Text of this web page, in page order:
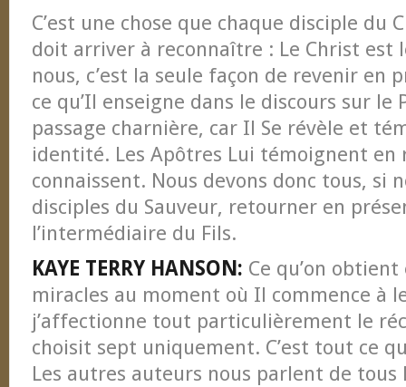
C’est une chose que chaque disciple du
doit arriver à reconnaître : Le Christ est
nous, c’est la seule façon de revenir en
ce qu’Il enseigne dans le discours sur le
passage charnière, car Il Se révèle et
identité. Les Apôtres Lui témoignent en
connaissent. Nous devons donc tous, si
disciples du Sauveur, retourner en
l’intermédiaire du Fils.
KAYE TERRY HANSON: Ce qu’on
miracles au moment où Il commence à
j’affectionne tout particulièrement le
choisit sept uniquement. C’est tout ce
Les autres auteurs nous parlent de tous